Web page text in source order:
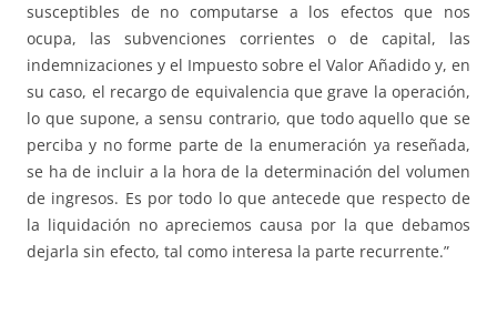
susceptibles de no computarse a los efectos que nos
ocupa, las subvenciones corrientes o de capital, las
indemnizaciones y el Impuesto sobre el Valor Añadido y, en
su caso, el recargo de equivalencia que grave la operación,
lo que supone, a sensu contrario, que todo aquello que se
perciba y no forme parte de la enumeración ya reseñada,
se ha de incluir a la hora de la determinación del volumen
de ingresos. Es por todo lo que antecede que respecto de
la liquidación no apreciemos causa por la que debamos
dejarla sin efecto, tal como interesa la parte recurrente.”